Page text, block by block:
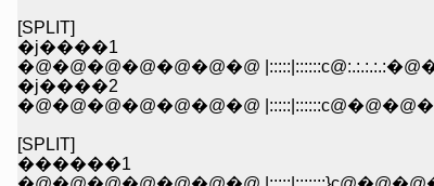
[SPLIT]
�j����1
�@�@�@�@�@�@�@
�j����2
�@�@�@�@�@�@�@
[SPLIT]
������1